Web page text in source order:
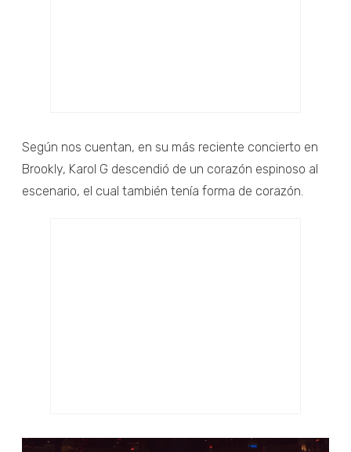
Según nos cuentan, en su más reciente concierto en
Brookly, Karol G descendió de un corazón espinoso al
escenario, el cual también tenía forma de corazón.